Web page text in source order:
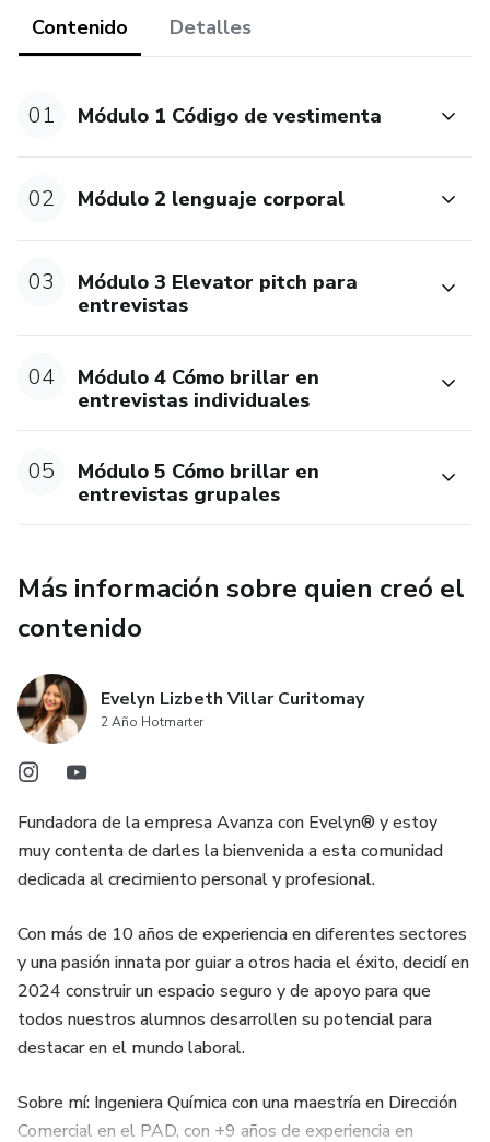
Contenido Detalles
01 Módulo 1 Código de vestimenta
02 Módulo 2 lenguaje corporal
03
Módulo 3 Elevator pitch para
entrevistas
04
Módulo 4 Cómo brillar en
entrevistas individuales
05
Módulo 5 Cómo brillar en
entrevistas grupales
Más información sobre quien creó el
contenido
Evelyn Lizbeth Villar Curitomay
2 Año Hotmarter
Fundadora de la empresa Avanza con Evelyn® y estoy
muy contenta de darles la bienvenida a esta comunidad
dedicada al crecimiento personal y profesional.
Con más de 10 años de experiencia en diferentes sectores
y una pasión innata por guiar a otros hacia el éxito, decidí en
2024 construir un espacio seguro y de apoyo para que
todos nuestros alumnos desarrollen su potencial para
destacar en el mundo laboral.
Sobre mí: Ingeniera Química con una maestría en Dirección
Comercial en el PAD, con +9 años de experiencia en